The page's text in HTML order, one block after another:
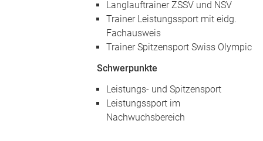
Langlauftrainer ZSSV und NSV
Trainer Leistungssport mit eidg.
Fachausweis
Trainer Spitzensport Swiss Olympic
Schwerpunkte
Leistungs- und Spitzensport
Leistungssport im
Nachwuchsbereich